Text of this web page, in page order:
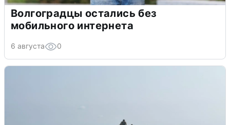
Волгоградцы остались без
мобильного интернета
6 августа 0